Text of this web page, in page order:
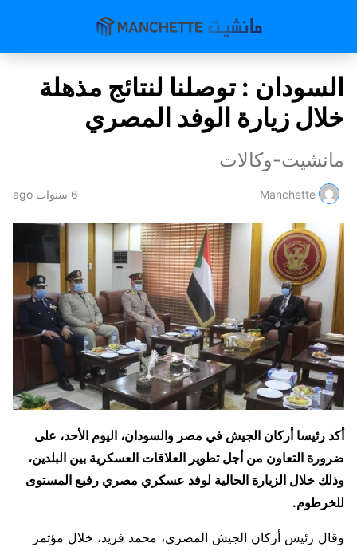
السودان : توصلنا لنتائج مذهلة
خلال زيارة الوفد المصري
مانشيت-وكالات
Manchette 6 سنوات ago
أكد رئيسا أركان الجيش في مصر والسودان، اليوم الأحد، على
ضرورة التعاون من أجل تطوير العلاقات العسكرية بين البلدين،
وذلك خلال الزيارة الحالية لوفد عسكري مصري رفيع المستوى
للخرطوم.
وقال رئيس أركان الجيش المصري، محمد فريد، خلال مؤتمر